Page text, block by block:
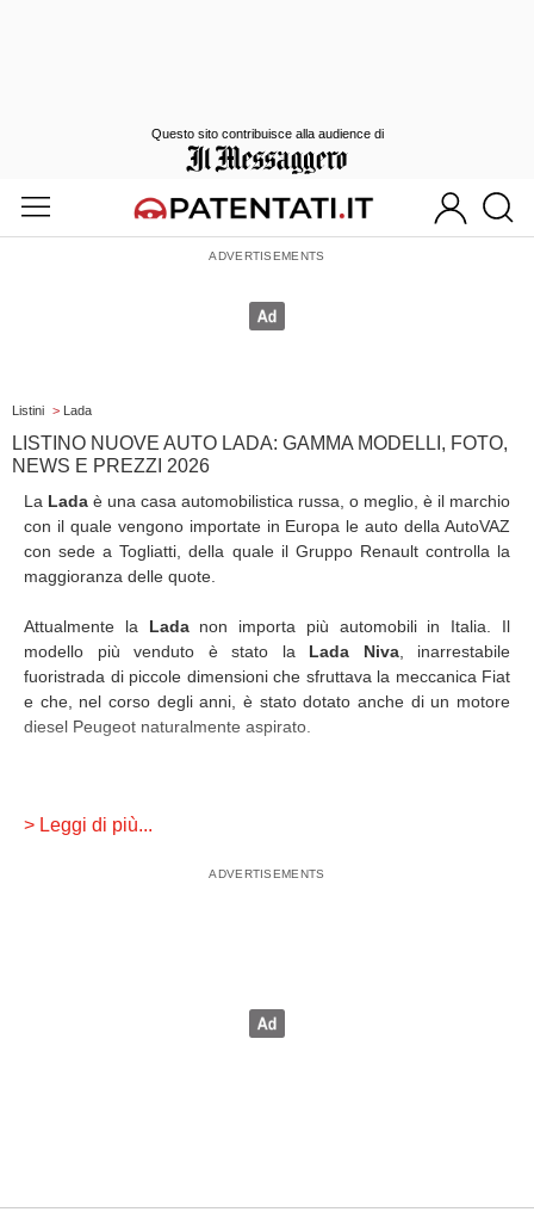
Listini > Lada
LISTINO NUOVE AUTO LADA: GAMMA MODELLI, FOTO,
NEWS E PREZZI 2026
La Lada è una casa automobilistica russa, o meglio, è il marchio
con il quale vengono importate in Europa le auto della AutoVAZ
con sede a Togliatti, della quale il Gruppo Renault controlla la
maggioranza delle quote.
Attualmente la Ladanon importa più automobili in Italia. Il
modello più venduto è stato la Lada Niva, inarrestabile
fuoristrada di piccole dimensioni che sfruttava la meccanica Fiat
e che, nel corso degli anni, è stato dotato anche di un motore
diesel Peugeot naturalmente aspirato.
Sovietico: l'intento era quello di realizzare automobili popolari.
sola linea di montaggio si estendeva per 270 chilometri, ed era
> Leggi di più...
Questo sito contribuisce alla audience di